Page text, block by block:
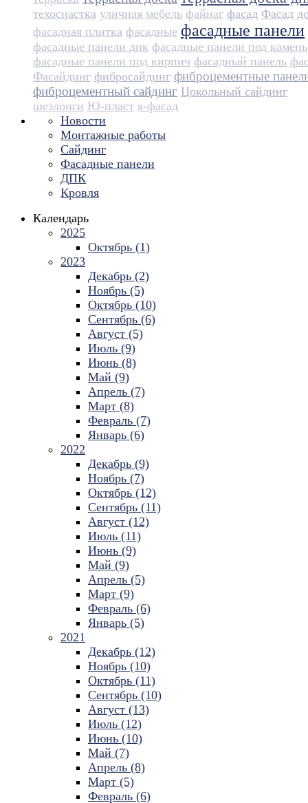
техоснастка уличная мебель файнаг фасад Фасад
фасадная плитка фасадные фасадные панели
фасадные панели дпк фасадные панели под камень
фасадные панели под кирпич фасадный панель
Фасайдинг фибросайдинг фиброцементные
фиброцементный сайдинг Цокольный сайдинг
шезлонги Ю-пласт я-фасад
Новости
Монтажные работы
Сайдинг
Фасадные панели
ДПК
Кровля
Календарь
2025
Октябрь (1)
2023
Декабрь (2)
Ноябрь (5)
Октябрь (10)
Сентябрь (6)
Август (5)
Июль (9)
Июнь (8)
Май (9)
Апрель (7)
Март (8)
Февраль (7)
Январь (6)
2022
Декабрь (9)
Ноябрь (7)
Октябрь (12)
Сентябрь (11)
Август (12)
Июль (11)
Июнь (9)
Май (9)
Апрель (5)
Март (9)
Февраль (6)
Январь (5)
2021
Декабрь (12)
Ноябрь (10)
Октябрь (11)
Сентябрь (10)
Август (13)
Июль (12)
Июнь (10)
Май (7)
Апрель (8)
Март (5)
Февраль (6)